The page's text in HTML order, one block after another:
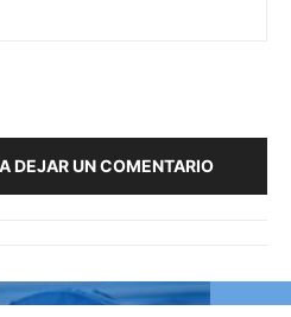
DEJAR UN COMENTARIO